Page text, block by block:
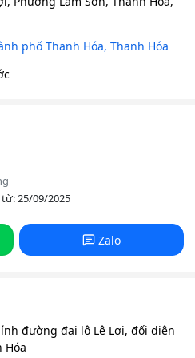
phố Thanh Hóa, Thanh Hóa
25/09/2025
Zalo
đường đại lộ Lê Lợi, đối diện
Hóa